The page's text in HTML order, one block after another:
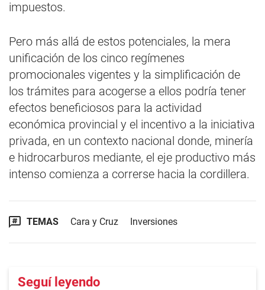
impuestos.
Pero más allá de estos potenciales, la mera
unificación de los cinco regímenes
promocionales vigentes y la simplificación de
los trámites para acogerse a ellos podría tener
efectos beneficiosos para la actividad
económica provincial y el incentivo a la iniciativa
privada, en un contexto nacional donde, minería
e hidrocarburos mediante, el eje productivo más
intenso comienza a correrse hacia la cordillera.
TEMAS Cara y Cruz Inversiones
Seguí leyendo